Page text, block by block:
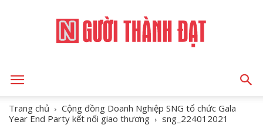
Trang chủ
Cộng đồng Doanh Nghiệp SNG tổ chức Gala
Year End Party kết nối giao thương
sng_224012021